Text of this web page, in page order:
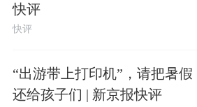
快评
快评
“出游带上打印机”，请把暑假
还给孩子们 | 新京报快评